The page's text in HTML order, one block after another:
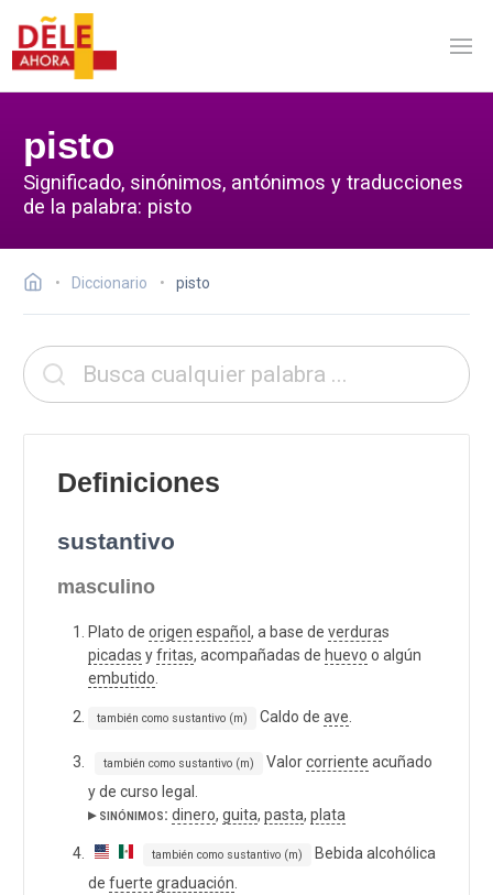
pisto
Significado, sinónimos, antónimos y traducciones
de la palabra: pisto
Diccionario pisto
Definiciones
sustantivo
masculino
Plato de origen español , a base de verduras
picadas yfritas, acompañadas de huevo o algún
embutido
también como sustantivo (m) Caldo de ave
también como sustantivo (m) Valorcorriente acuñado
y de curso legal.
▸ sinónimos: dinero, guita, pasta, plata
también como sustantivo (m)
Bebida alcohólica
de fuerte graduación